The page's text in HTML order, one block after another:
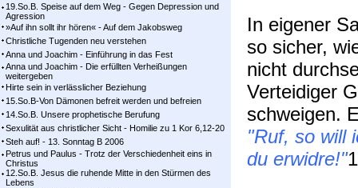
19.So.B. Speise auf dem Weg - Gegen Depression und
Agression
»Auf ihn sollt ihr hören« - Auf dem Jakobsweg
Christliche Tugenden neu verstehen
Anna und Joachim - Einführung in das Fest
Anna und Joachim - Die erfüllten Verheißungen
weitergeben
Hirte sein in verlässlicher Beziehung
15.So.B-Von Dämonen befreit werden und befreien
14.So.B. Unsere prophetische Berufung
Sexulität aus christlicher Sicht - Homilie zu 1 Kor 6,12-20
Steh auf! - 13. Sonntag B 2006
Petrus und Paulus - Trotz der Verschiedenheit eins in
Christus
12.So.B. Jesus die ruhende Mitte in den Stürmen des
Lebens
In eigener
so sicher,
nicht
Verteidiger
schweigen.
"Ruf, so will
du erwidre!"1